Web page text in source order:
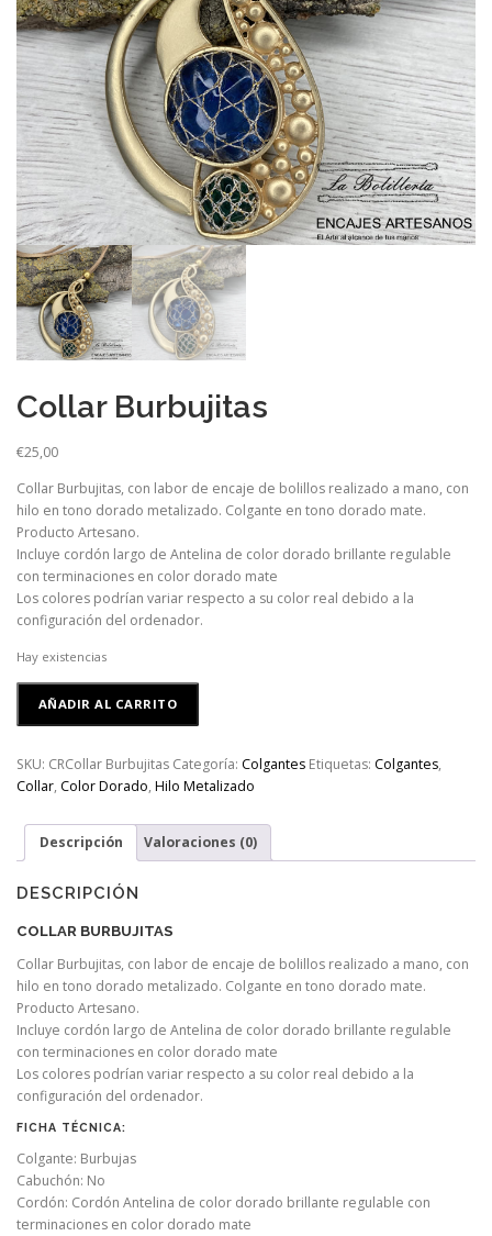
Collar Burbujitas
€25,00
Collar Burbujitas, con labor de encaje de bolillos realizado a mano, con
hilo en tono dorado metalizado. Colgante en tono dorado mate.
Producto Artesano.
Incluye cordón largo de Antelina de color dorado brillante regulable
con terminaciones en color dorado mate
Los colores podrían variar respecto a su color real debido a la
configuración del ordenador.
Hay existencias
Burbujitas
AÑADIR AL CARRITO
SKU: CRCollar Burbujitas Categoría: Colgantes Etiquetas: Colgantes,
Collar, Color Dorado, Hilo Metalizado
Descripción Valoraciones (0)
DESCRIPCIÓN
COLLAR BURBUJITAS
Collar Burbujitas, con labor de encaje de bolillos realizado a mano, con
hilo en tono dorado metalizado. Colgante en tono dorado mate.
Producto Artesano.
Incluye cordón largo de Antelina de color dorado brillante regulable
con terminaciones en color dorado mate
Los colores podrían variar respecto a su color real debido a la
configuración del ordenador.
FICHA TÉCNICA:
Colgante: Burbujas
Cabuchón: No
Cordón: Cordón Antelina de color dorado brillante regulable con
terminaciones en color dorado mate